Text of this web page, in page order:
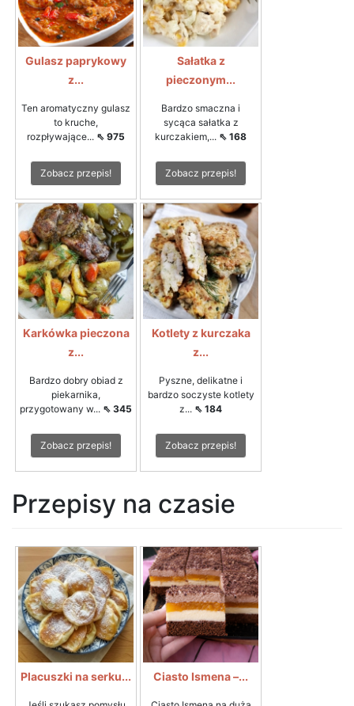
Gulasz paprykowy
z...
Ten aromatyczny gulasz
to kruche,
rozpływające... ⇖ 975
Zobacz przepis!
Sałatka z
pieczonym...
Bardzo smaczna i
sycąca sałatka z
kurczakiem,... ⇖ 168
Zobacz przepis!
Karkówka pieczona
z...
Bardzo dobry obiad z
piekarnika,
przygotowany w... ⇖ 345
Zobacz przepis!
Kotlety z kurczaka
z...
Pyszne, delikatne i
bardzo soczyste kotlety
z... ⇖ 184
Zobacz przepis!
Przepisy na czasie
Placuszki na serku... Ciasto Ismena –...